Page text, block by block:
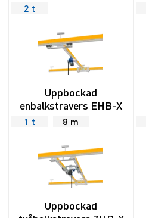
2 t
Uppbockad
enbalkstravers EHB-X
1 t 8 m
Uppbockad